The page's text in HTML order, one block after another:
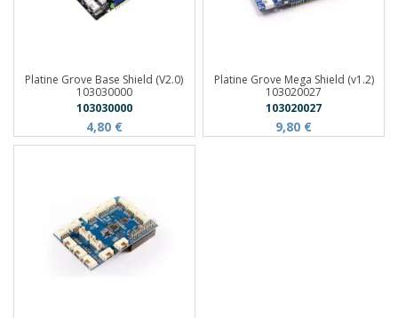
Platine Grove Base Shield (V2.0)
103030000
103030000
4,80 €
Platine Grove Mega Shield (v1.2)
103020027
103020027
9,80 €